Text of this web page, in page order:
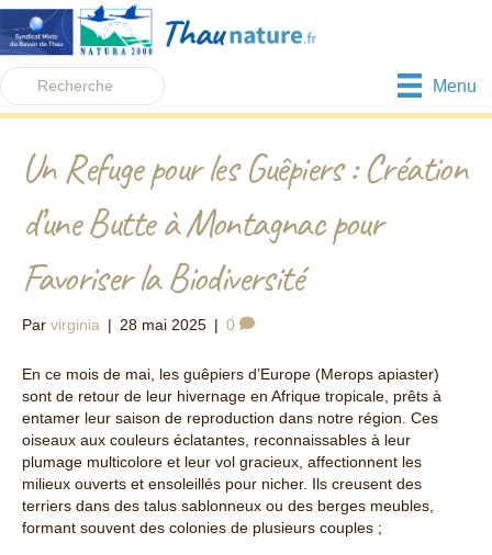
Menu
Un Refuge pour les Guêpiers : Création
d’une Butte à Montagnac pour
Favoriser la Biodiversité
Par virginia | 28 mai 2025 | 0
En ce mois de mai, les guêpiers d’Europe (Merops apiaster)
sont de retour de leur hivernage en Afrique tropicale, prêts à
entamer leur saison de reproduction dans notre région. Ces
oiseaux aux couleurs éclatantes, reconnaissables à leur
plumage multicolore et leur vol gracieux, affectionnent les
milieux ouverts et ensoleillés pour nicher. Ils creusent des
terriers dans des talus sablonneux ou des berges meubles,
formant souvent des colonies de plusieurs couples ;